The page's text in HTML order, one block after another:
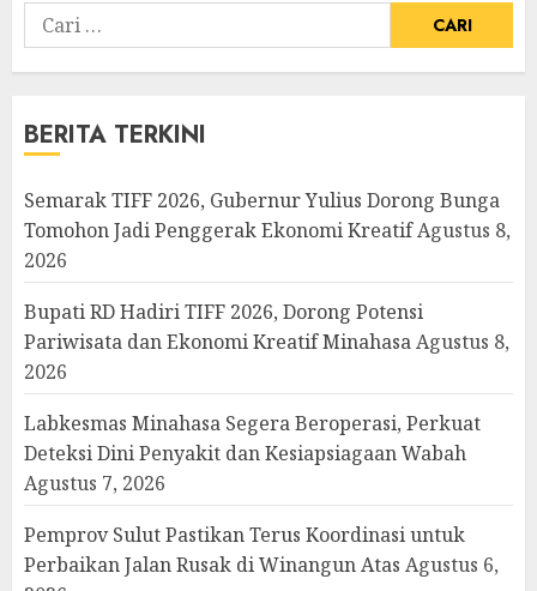
Cari
untuk:
BERITA TERKINI
Semarak TIFF 2026, Gubernur Yulius Dorong Bunga
Tomohon Jadi Penggerak Ekonomi KreatifAgustus 8,
2026
Bupati RD Hadiri TIFF 2026, Dorong Potensi
Pariwisata dan Ekonomi Kreatif MinahasaAgustus 8,
2026
Labkesmas Minahasa Segera Beroperasi, Perkuat
Deteksi Dini Penyakit dan Kesiapsiagaan Wabah
Agustus 7, 2026
Pemprov Sulut Pastikan Terus Koordinasi untuk
Perbaikan Jalan Rusak di Winangun Atas Agustus 6,